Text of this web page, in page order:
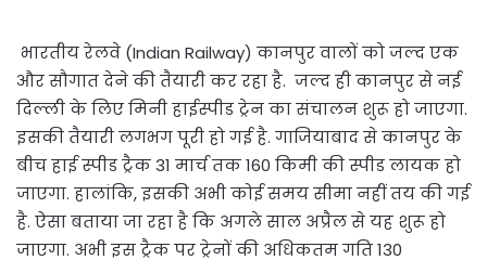
भारतीय रेलवे (Indian Railway) कानपुर वालों को जल्द एक
और सौगात देने की तैयारी कर रहा है. जल्द ही कानपुर से नई
दिल्ली के लिए मिनी हाईस्पीड ट्रेन का संचालन शुरू हो जाएगा.
इसकी तैयारी लगभग पूरी हो गई है. गाजियाबाद से कानपुर के
बीच हाई स्पीड ट्रैक 31 मार्च तक 160 किमी की स्पीड लायक हो
जाएगा. हालांकि, इसकी अभी कोई समय सीमा नहीं तय की गई
है. ऐसा बताया जा रहा है कि अगले साल अप्रैल से यह शुरू हो
जाएगा. अभी इस ट्रैक पर ट्रेनों की अधिकतम गति 130